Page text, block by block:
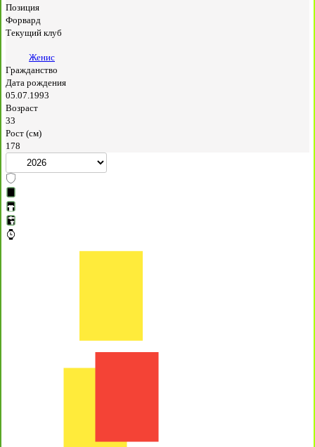
Позиция
Форвард
Текущий клуб
Женис
Гражданство
Дата рождения
05.07.1993
Возраст
33
Рост (см)
178